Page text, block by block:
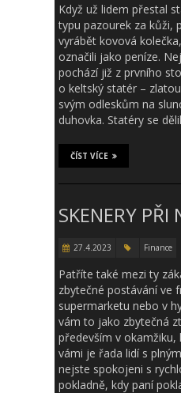
Když už lidem přestal
typu pazourek za kůži,
vyrábět kovová
označili jako peníze.
pochází již z prvního
o keltský statér –
svým odleskům na
duhovka. Statéry se
ČÍST VÍCE
SKENERY
27.4.2023 Finance
Patříte také mezi ty
zbytečné postávání ve
supermarketu nebo v
vám to jako zbytečná
především v okamžiku,
vámi je řada lidí s
nejste spokojeni s
pokladně, kdy paní